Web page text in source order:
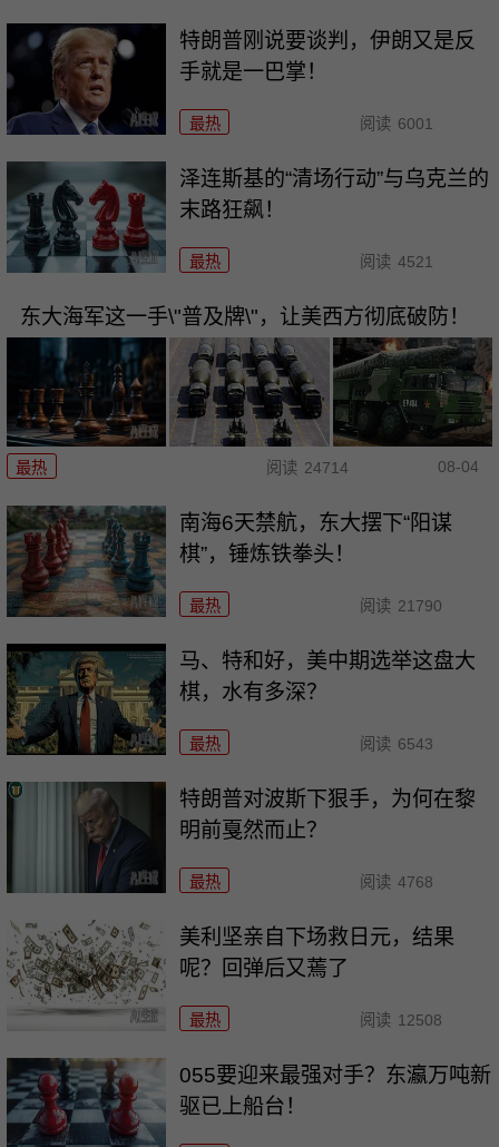
特朗普刚说要谈判，伊朗又是反
手就是一巴掌！
最热 阅读 6001
泽连斯基的“清场行动”与乌克兰的
末路狂飙！
最热 阅读 4521
东大海军这一手\"普及牌\"，让美西方彻底破防！
最热 阅读 24714 08-04
南海6天禁航，东大摆下“阳谋
棋”，锤炼铁拳头！
最热 阅读 21790
马、特和好，美中期选举这盘大
棋，水有多深？
最热 阅读 6543
特朗普对波斯下狠手，为何在黎
明前戛然而止？
最热 阅读 4768
美利坚亲自下场救日元，结果
呢？回弹后又蔫了
最热 阅读 12508
055要迎来最强对手？东瀛万吨新
驱已上船台！